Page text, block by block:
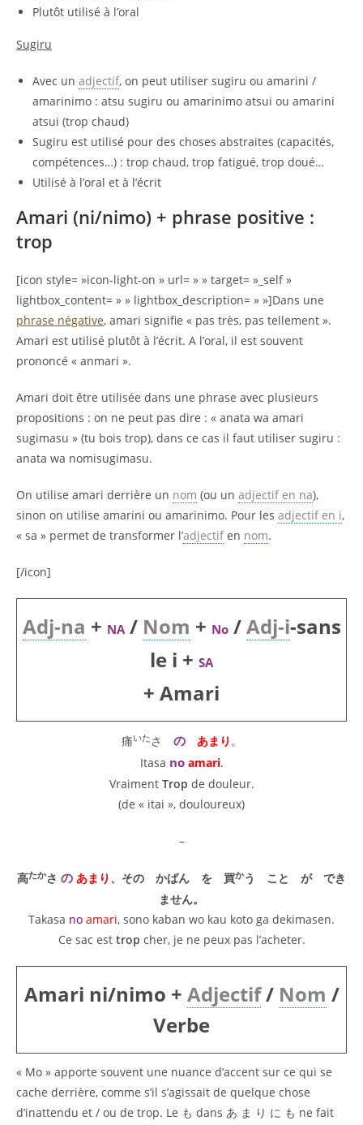
Plutôt utilisé à l’oral
Sugiru
Avec un adjectif, on peut utiliser sugiru ou amarini /
amarinimo : atsu sugiru ou amarinimo atsui ou amarini
atsui (trop chaud)
Sugiru est utilisé pour des choses abstraites (capacités,
compétences…) : trop chaud, trop fatigué, trop doué…
Utilisé à l’oral et à l’écrit
Amari (ni/nimo) + phrase positive :
trop
[icon style= »icon-light-on » url= » » target= »_self »
lightbox_content= » » lightbox_description= » »]Dans une
phrase négative, amari signifie « pas très, pas tellement ».
Amari est utilisé plutôt à l’écrit. A l’oral, il est souvent
prononcé « anmari ».
Amari doit être utilisée dans une phrase avec plusieurs
propositions : on ne peut pas dire : « anata wa amari
sugimasu » (tu bois trop), dans ce cas il faut utiliser sugiru :
anata wa nomisugimasu.
On utilise amari derrière un nom (ou un adjectif en na),
sinon on utilise amarini ou amarinimo. Pour les adjectif en i,
« sa » permet de transformer l’adjectif en nom.
[/icon]
Adj-na + NA/ Nom + No/Adj-i-sans
le i + SA
+ Amari
痛いた さ の あまり 。
Itasa no amari.
Vraiment Trop de douleur.
(de « itai », douloureux)
–
高たかさ の あまり 、その かばん を 買かう こと が でき
ません。
Takasa no amari, sono kaban wo kau koto ga dekimasen.
Ce sac est trop cher, je ne peux pas l’acheter.
Amari ni/nimo + Adjectif/ Nom /
Verbe
« Mo » apporte souvent une nuance d’accent sur ce qui se
cache derrière, comme s’il s’agissait de quelque chose
d’inattendu et / ou de trop. Le も dans あ ま り に も ne fait